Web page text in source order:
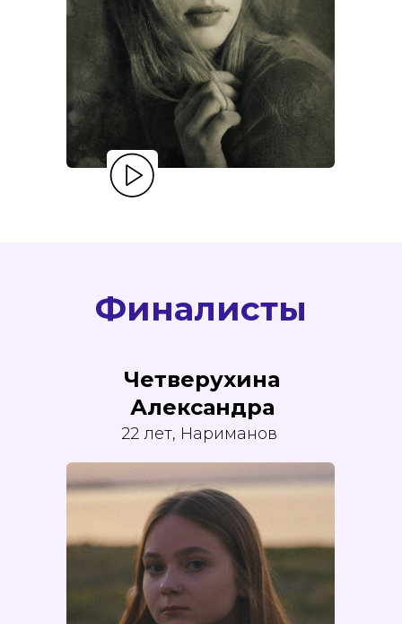
Четверухина
Александра
22 лет, Нариманов
Финалисты